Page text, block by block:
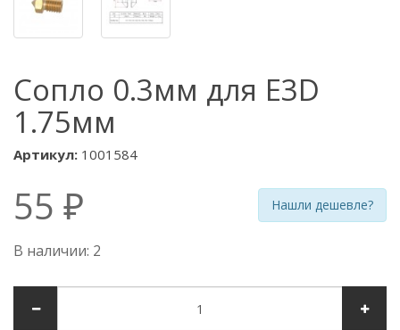
Сопло 0.3мм для E3D
1.75мм
Артикул: 1001584
55 ₽ Нашли дешевле?
В наличии: 2